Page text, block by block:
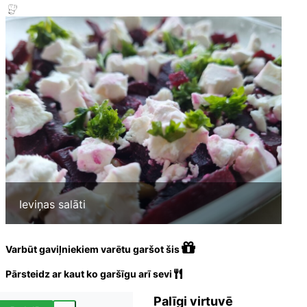
Ieviņas salāti
Varbūt gaviļniekiem varētu garšot šis
Pārsteidz ar kaut ko garšīgu arī sevi
Palīgi virtuvē